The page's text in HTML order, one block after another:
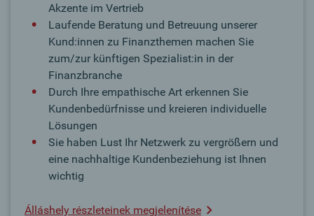
Akzente im Vertrieb
Laufende Beratung und Betreuung unserer
Kund:innen zu Finanzthemen machen Sie
zum/zur künftigen Spezialist:in in der
Finanzbranche
Durch Ihre empathische Art erkennen Sie
Kundenbedürfnisse und kreieren individuelle
Lösungen
Sie haben Lust Ihr Netzwerk zu vergrößern und
eine nachhaltige Kundenbeziehung ist Ihnen
wichtig
Álláshely részleteinek megjelenítése